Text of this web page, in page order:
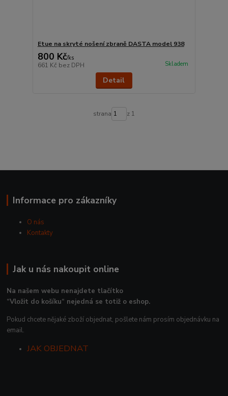
Etue na skryté nošení zbraně DASTA model 938
800 Kč/ks
661 Kč bez DPH Skladem
Detail
strana z 1
Informace pro zákazníky
O nás
Kontakty
Jak u nás nakoupit online
Na našem webu nenajdete tlačítko
“Vložit do košíku“ nejedná se totiž o eshop.
Pokud chcete nějaké zboží objednat, pošlete nám prosím objednávku na
email.
JAK OBJEDNAT